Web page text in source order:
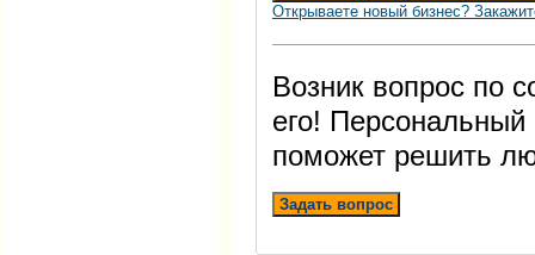
Открываете новый бизнес?
Возник вопрос по
его!
поможет решить
Задать вопрос